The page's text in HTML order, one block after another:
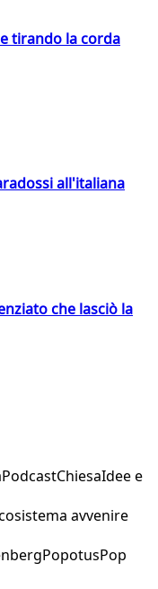
tirando la corda
all'italiana
che lasciò la
PodcastChiesaIdee e
avvenire
PopotusPop